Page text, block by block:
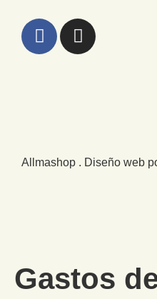
Allmashop . Diseño web
Gastos